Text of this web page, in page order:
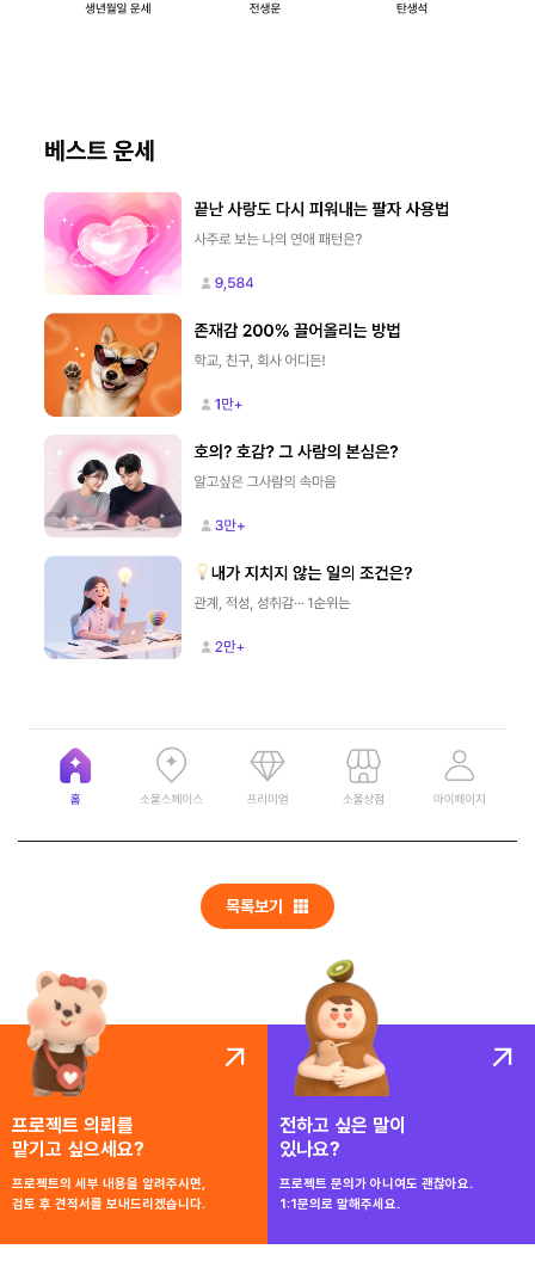
목록보기
프로젝트 의뢰를
맡기고 싶으세요?
프로젝트의 세부 내용을 알려주시면,
검토 후 견적서를 보내드리겠습니다.
전하고 싶은 말이
있나요?
프로젝트 문의가 아니여도 괜찮아요.
1:1문의로 말해주세요.